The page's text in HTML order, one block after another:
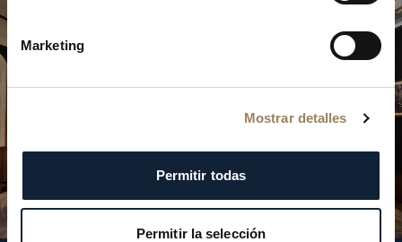
Marketing
Mostrar detalles
Permitir todas
Permitir la selección